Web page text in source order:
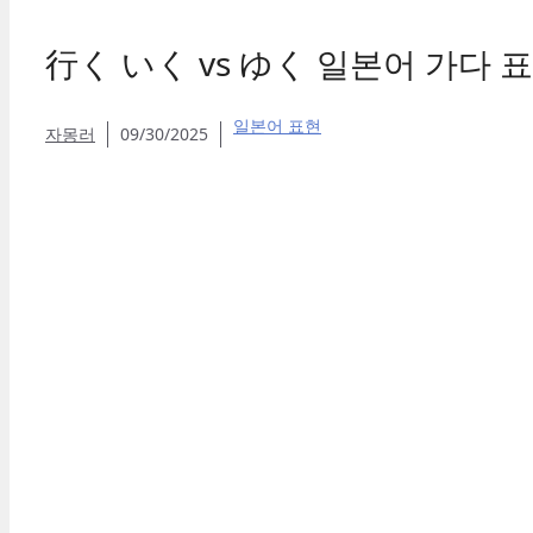
行く いく vs ゆく 일본어 가다
자몽러 09/30/2025 일본어 표현